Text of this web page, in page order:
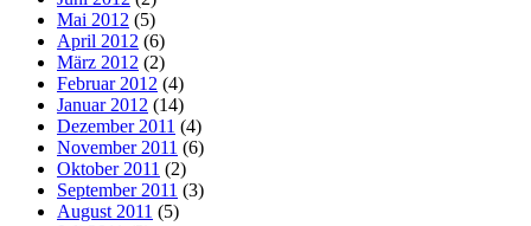
Mai 2012 (5)
April 2012 (6)
März 2012 (2)
Februar 2012 (4)
Januar 2012 (14)
Dezember 2011 (4)
November 2011 (6)
Oktober 2011 (2)
September 2011 (3)
August 2011 (5)